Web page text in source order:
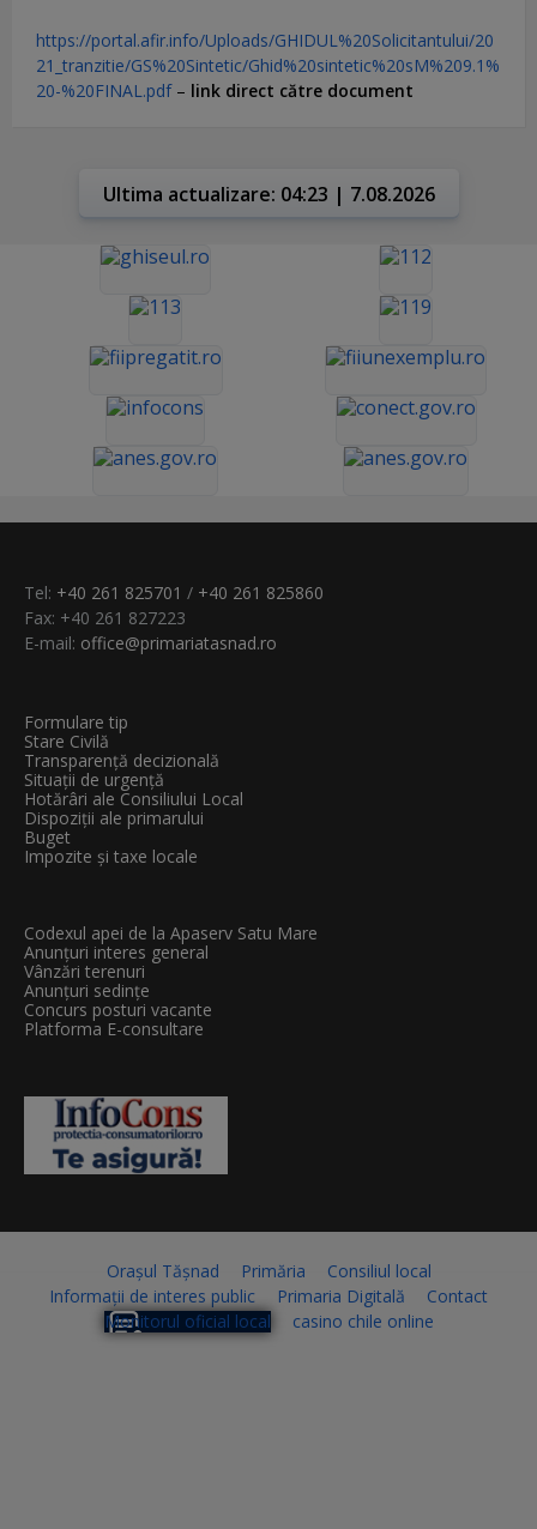
https://portal.afir.info/Uploads/GHIDUL%20Solicitantului/20
21_tranzitie/GS%20Sintetic/Ghid%20sintetic%20sM%209.1%
20-%20FINAL.pdf– link direct către document
Ultima actualizare: 04:23 | 7.08.2026
Tel: +40 261 825701 / +40 261 825860
Fax: +40 261 827223
E-mail: office@primariatasnad.ro
Formulare tip
Stare Civilă
Transparenţă decizională
Situații de urgență
Hotărâri ale Consiliului Local
Dispoziții ale primarului
Buget
Impozite și taxe locale
Codexul apei de la Apaserv Satu Mare
Anunțuri interes general
Vânzări terenuri
Anunțuri sedințe
Concurs posturi vacante
Platforma E-consultare
Orașul Tășnad Primăria
Consiliul local
Informații de interes public
Primaria Digitală
Contact
Monitorul oficial local
casino chile online